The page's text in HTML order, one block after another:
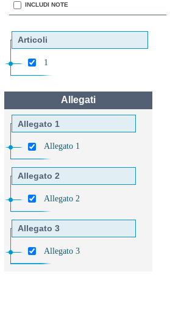
INCLUDI NOTE
Articoli
1
Allegati
Allegato 1
Allegato 1
Allegato 2
Allegato 2
Allegato 3
Allegato 3